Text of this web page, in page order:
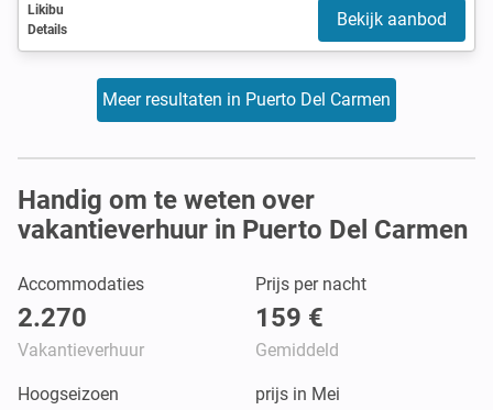
Likibu
Details
Bekijk aanbod
Meer resultaten in Puerto Del Carmen
Handig om te weten over
vakantieverhuur in Puerto Del Carmen
Accommodaties
2.270
Vakantieverhuur
Prijs per nacht
159 €
Gemiddeld
Hoogseizoen prijs in Mei